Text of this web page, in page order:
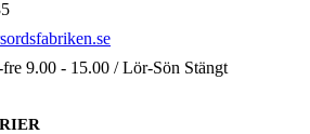
9.00 - 15.00 / Lör-Sön Stängt